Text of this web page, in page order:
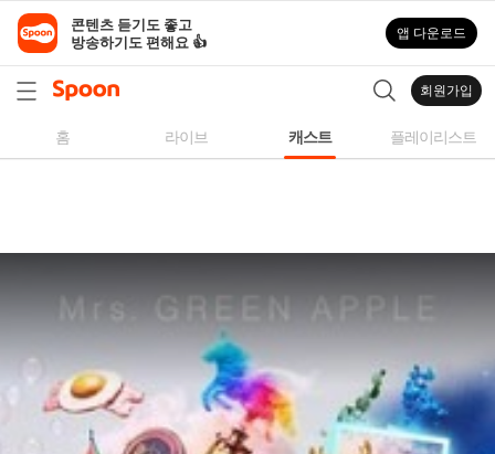
라
자
사
콘텐츠 듣기도 좋고
방송하기도 편해요 👍
앱 다운로드
회원가입
홈 라이브 캐스트 플레이리스트